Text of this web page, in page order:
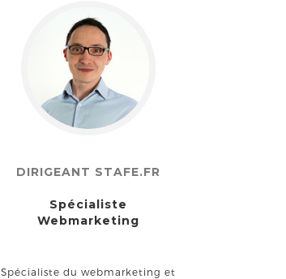
DIRIGEANT STAFE.FR
Spécialiste
Webmarketing
Spécialiste du webmarketing et